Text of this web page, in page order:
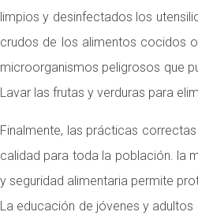
limpios y desinfectados los
crudos de los alimentos cocidos
microorganismos peligrosos que
Lavar las frutas y verduras para
Finalmente, las prácticas
calidad para toda la población. la
y seguridad alimentaria permite
La educación de jóvenes y